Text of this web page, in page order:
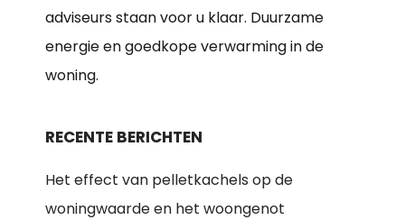
adviseurs staan voor u klaar. Duurzame
energie en goedkope verwarming in de
woning.
RECENTE BERICHTEN
Het effect van pelletkachels op de
woningwaarde en het woongenot